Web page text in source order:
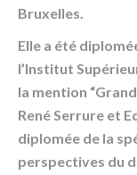
Bruxelles.
Elle a été
l’Institut
la mention
René Serrure et
diplomée de la
perspectives du